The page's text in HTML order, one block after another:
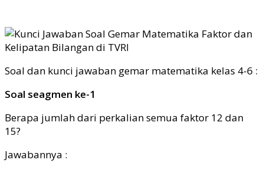
Soal dan kunci jawaban gemar matematika kelas 4-6 :
Soal seagmen ke-1
Berapa jumlah dari perkalian semua faktor 12 dan
15?
Jawabannya :